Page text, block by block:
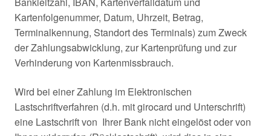
Kartenfolgenummer, Datum, Uhrzeit, Betrag,
Terminalkennung, Standort des Terminals) zum Zweck
der Zahlungsabwicklung, zur Kartenprüfung und zur
Verhinderung von Kartenmissbrauch.
Wird bei einer Zahlung im Elektronischen
Lastschriftverfahren (d.h. mit girocard und Unterschrift)
eine Lastschrift von Ihrer Bank nicht eingelöst oder von